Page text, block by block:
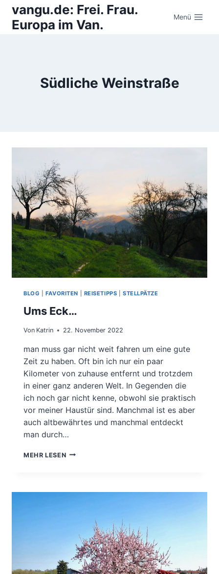
Zum
Inhalt
springen
vangu.de: Frei. Frau.
Europa im Van.
Menü
Südliche Weinstraße
BLOG FAVORITEN REISETIPPS STELLPÄTZE
Ums Eck…
Von Katrin 22. November 2022
man muss gar nicht weit fahren um eine gute
Zeit zu haben. Oft bin ich nur ein paar
Kilometer von zuhause entfernt und trotzdem
in einer ganz anderen Welt. In Gegenden die
ich noch gar nicht kenne, obwohl sie praktisch
vor meiner Haustür sind. Manchmal ist es aber
auch altbewährtes und manchmal entdeckt
man durch…
MEHR LESENUMS